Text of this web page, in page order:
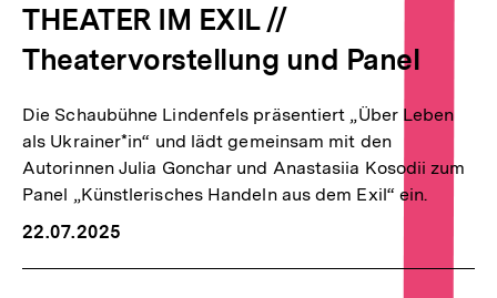
THEATER IM EXIL //
Theatervorstellung und Panel
Die Schaubühne Lindenfels präsentiert „Über Leben
als Ukrainer*in“ und lädt gemeinsam mit den
Autorinnen Julia Gonchar und Anastasiia Kosodii zum
Panel „Künstlerisches Handeln aus dem Exil“ ein.
22.07.2025